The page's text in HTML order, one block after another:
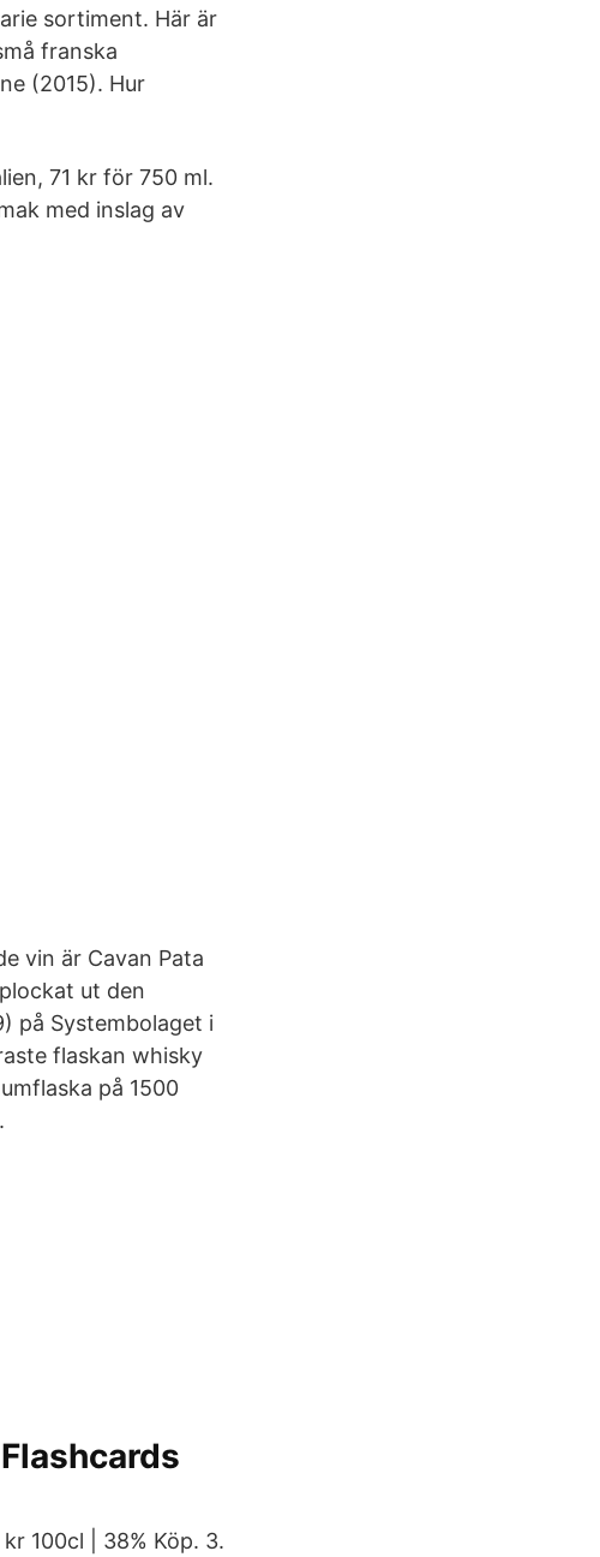
sortiment. Här är
franska
(2015). Hur
71 kr för 750 ml.
med inslag av
vin är Cavan Pata
ut den
på Systembolaget i
flaskan whisky
på 1500
100cl | 38% Köp. 3.